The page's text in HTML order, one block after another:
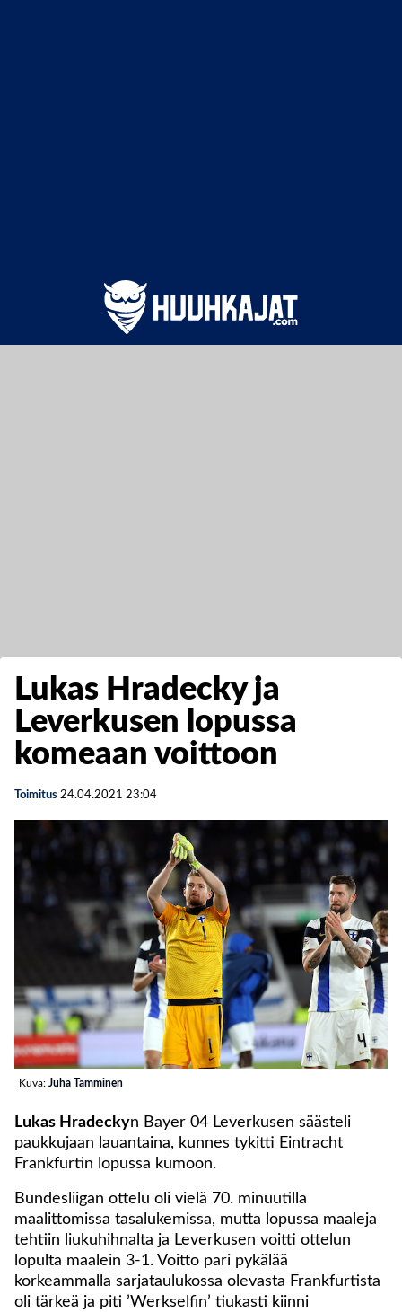
Lukas Hradecky ja
Leverkusen lopussa
komeaan voittoon
Toimitus 24.04.2021 23:04
Kuva: Juha Tamminen
Lukas Hradeckyn Bayer 04 Leverkusen säästeli
paukkujaan lauantaina, kunnes tykitti Eintracht
Frankfurtin lopussa kumoon.
Bundesliigan ottelu oli vielä 70. minuutilla
maalittomissa tasalukemissa, mutta lopussa maaleja
tehtiin liukuhihnalta ja Leverkusen voitti ottelun
lopulta maalein 3-1. Voitto pari pykälää
korkeammalla sarjataulukossa olevasta Frankfurtista
oli tärkeä ja piti ’Werkselfin’ tiukasti kiinni